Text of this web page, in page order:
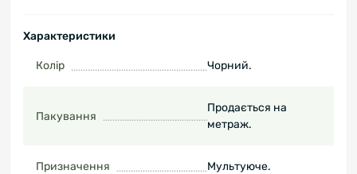
Характеристики
Колір Чорний.
Пакування
Продається на
метраж.
Призначення Мультуюче.